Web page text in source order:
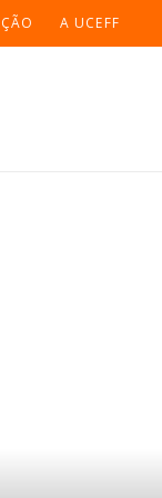
A UCEFF